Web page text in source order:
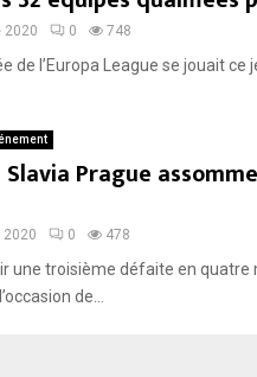
2020 0 748
de l’Europa League se jouait
Prague
2020 0 478
une troisième défaite en
de...